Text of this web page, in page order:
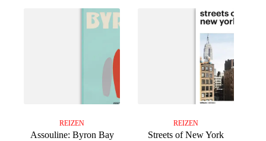
REIZEN
Assouline: Byron Bay
REIZEN
Streets of New York